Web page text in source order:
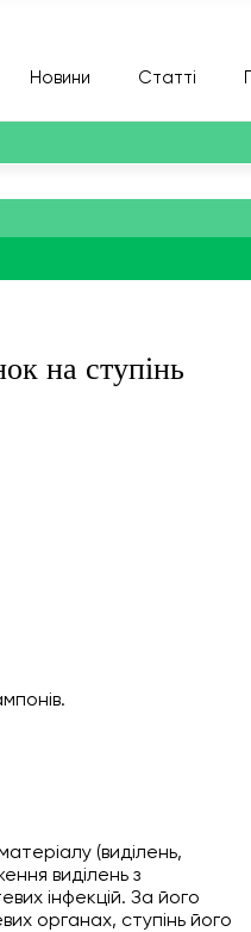
Новини Статті
на ступінь
(виділень,
виділень з
інфекцій. За його
органах, ступінь його